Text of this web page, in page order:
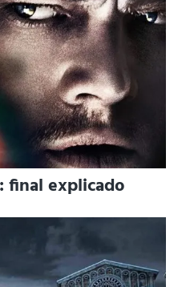
final explicado